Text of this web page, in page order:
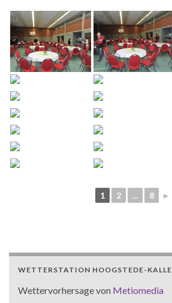
1 2 ... 8 ►
WETTERSTATION HOOGSTEDE-KALLE
Wettervorhersage von Metiomedia